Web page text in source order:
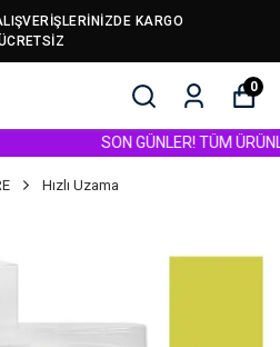
KARGO
0
SON GÜNLER! TÜM
Hızlı Uzama